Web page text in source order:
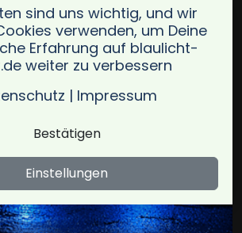
der Königswalder Straße
der Königswalder Straße erlitten
Verletzungen. Sachschaden ca.
im Einsatz.
sind uns wichtig, und wir
verwenden, um Deine
Erfahrung auf blaulicht-
weiter zu verbessern
| Impressum
Bestätigen
Einstellungen